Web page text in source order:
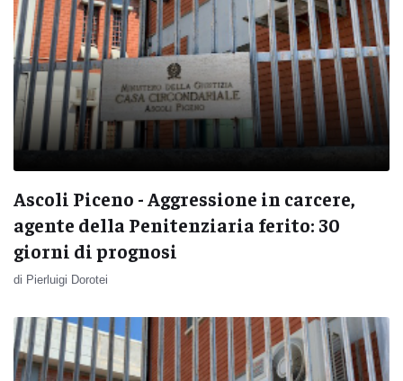
Ascoli Piceno - Aggressione in carcere,
agente della Penitenziaria ferito: 30
giorni di prognosi
di Pierluigi Dorotei